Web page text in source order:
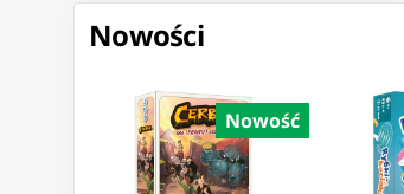
Nowości
Nowość